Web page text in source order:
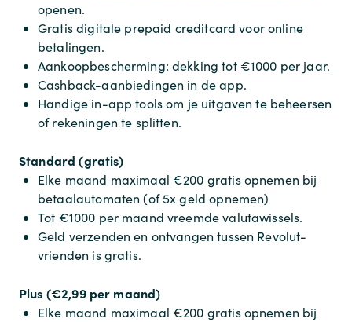
openen.
Gratis digitale prepaid creditcard voor online
betalingen.
Aankoopbescherming: dekking tot €1000 per jaar.
Cashback-aanbiedingen in de app.
Handige in-app tools om je uitgaven te beheersen
of rekeningen te splitten.
Standard (gratis)
Elke maand maximaal €200 gratis opnemen bij
betaalautomaten (of 5x geld opnemen)
Tot €1000 per maand vreemde valutawissels.
Geld verzenden en ontvangen tussen Revolut-
vrienden is gratis.
Plus (€2,99 per maand)
Elke maand maximaal €200 gratis opnemen bij